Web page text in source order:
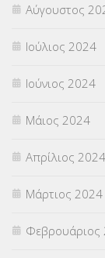
Αύγουστος
Ιούλιος 2024
Ιούνιος 2024
Μάιος 2024
Απρίλιος 2024
Μάρτιος 2024
Φεβρουάριος